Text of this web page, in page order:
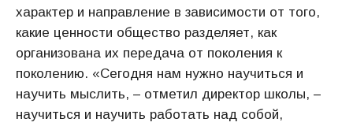
характер и направление в зависимости от того,
какие ценности общество разделяет, как
организована их передача от поколения к
поколению. «Сегодня нам нужно научиться и
научить мыслить, – отметил директор школы, –
научиться и научить работать над собой,